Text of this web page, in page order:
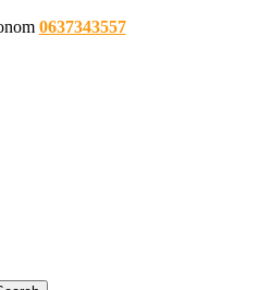
0637343557